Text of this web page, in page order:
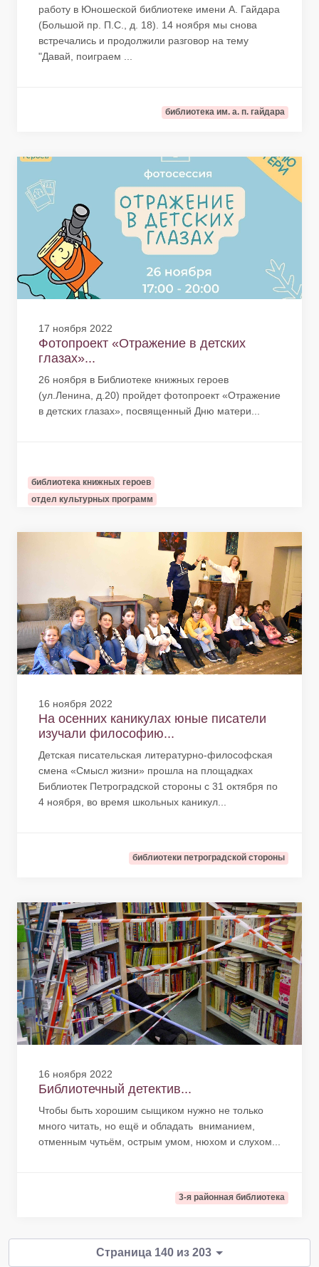
работу в Юношеской библиотеке имени А. Гайдара
(Большой пр. П.С., д. 18). 14 ноября мы снова
встречались и продолжили разговор на тему
"Давай, поиграем ...
библиотека им. а. п. гайдара
17 ноября 2022
Фотопроект «Отражение в детских
глазах»...
26 ноября в Библиотеке книжных героев
(ул.Ленина, д.20) пройдет фотопроект «Отражение
в детских глазах», посвященный Дню матери...
библиотека книжных героев
отдел культурных программ
16 ноября 2022
На осенних каникулах юные писатели
изучали философию...
Детская писательская литературно-философская
смена «Смысл жизни» прошла на площадках
Библиотек Петроградской стороны с 31 октября по
4 ноября, во время школьных каникул...
библиотеки петроградской стороны
16 ноября 2022
Библиотечный детектив...
Чтобы быть хорошим сыщиком нужно не только
много читать, но ещё и обладать вниманием,
отменным чутьём, острым умом, нюхом и слухом...
3-я районная библиотека
Страница 140 из 203